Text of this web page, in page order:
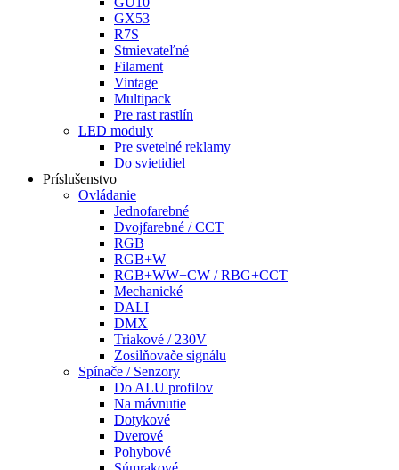
GX53
R7S
Stmievateľné
Filament
Vintage
Multipack
Pre rast rastlín
LED moduly
Pre svetelné reklamy
Do svietidiel
Príslušenstvo
Ovládanie
Jednofarebné
Dvojfarebné / CCT
RGB
RGB+W
RGB+WW+CW / RBG+CCT
Mechanické
DALI
DMX
Triakové / 230V
Zosilňovače signálu
Spínače / Senzory
Do ALU profilov
Na mávnutie
Dotykové
Dverové
Pohybové